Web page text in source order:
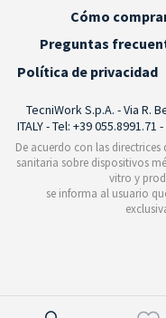
Cómo
Preguntas
Política de privacidad
TecniWork S.p.A. - Via R.
ITALY - Tel: +39 055.8991.71
De acuerdo con las
sanitaria sobre dispositivos
vitro y
se informa al usuario